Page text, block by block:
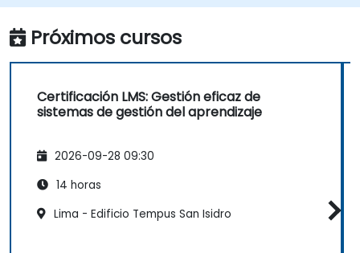
Próximos cursos
Certificación LMS: Gestión eficaz de
sistemas de gestión del aprendizaje
2026-09-28 09:30
14 horas
Lima - Edificio Tempus San Isidro